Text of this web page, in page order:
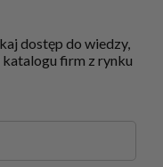
dostęp do wiedzy,
firm z rynku